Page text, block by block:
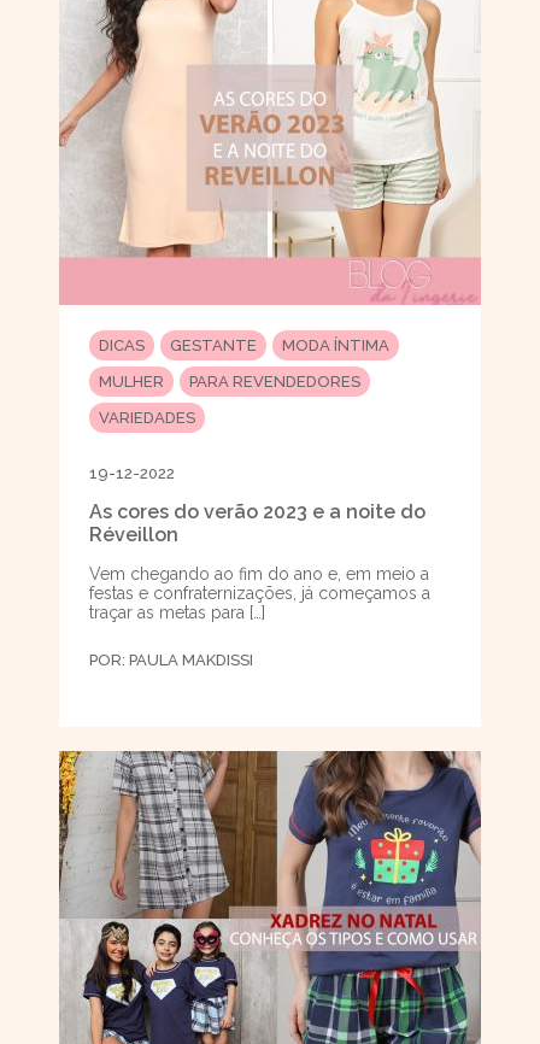
DICAS GESTANTE
MODA ÍNTIMA
MULHER
PARA REVENDEDORES
VARIEDADES
19-12-2022
As cores do verão 2023 e a noite do
Réveillon
Vem chegando ao fim do ano e, em meio a
festas e confraternizações, já começamos a
traçar as metas para […]
POR: PAULA MAKDISSI